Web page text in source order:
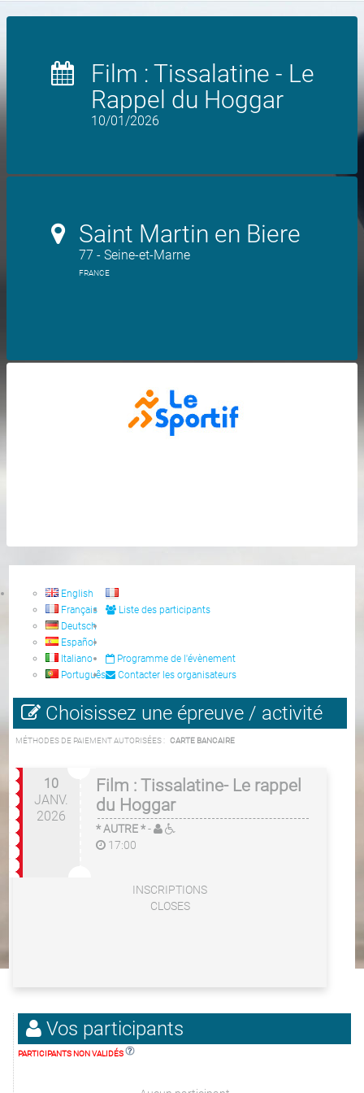
Film : Tissalatine - Le
Rappel du Hoggar
10/01/2026
Saint Martin en Biere
77 - Seine-et-Marne
FRANCE
English
Français
Deutsch
Español
Italiano
Português
Liste des participants
Programme de l'évènement
Contacter les organisateurs
Choisissez une épreuve / activité
MÉTHODES DE PAIEMENT AUTORISÉES : CARTE BANCAIRE
10
JANV.
2026
Film : Tissalatine- Le rappel
du Hoggar
* AUTRE *-
17:00
INSCRIPTIONS
CLOSES
Vos participants
PARTICIPANTS NON VALIDÉS